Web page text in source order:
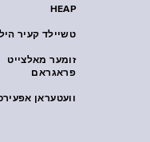
HEAP
טשיילד קעיר
זומער מאלצייט
פראגראם
וועטעראן